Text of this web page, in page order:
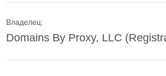
Владелец:
Domains By Proxy, LLC